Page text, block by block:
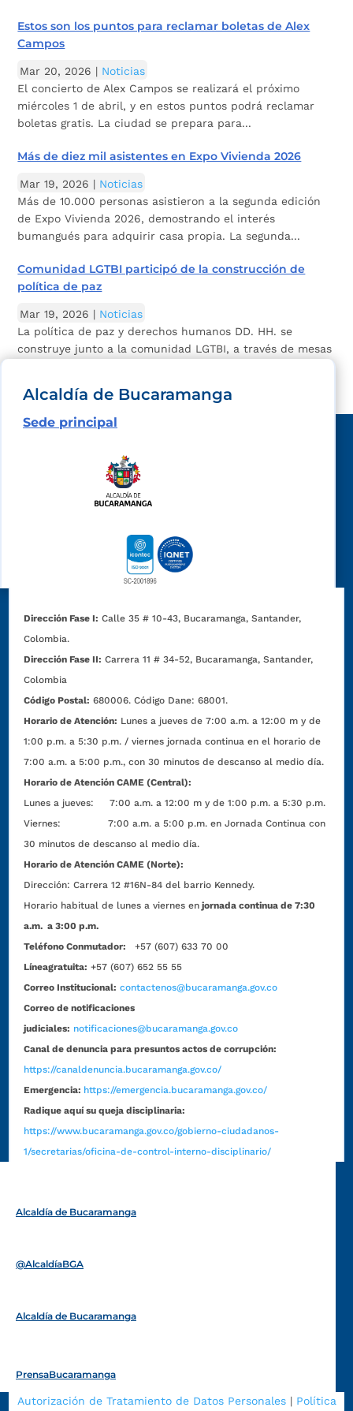
Estos son los puntos para reclamar boletas de Alex
Campos
Mar 20, 2026 | Noticias
El concierto de Alex Campos se realizará el próximo
miércoles 1 de abril, y en estos puntos podrá reclamar
boletas gratis. La ciudad se prepara para...
Más de diez mil asistentes en Expo Vivienda 2026
Mar 19, 2026 | Noticias
Más de 10.000 personas asistieron a la segunda edición
de Expo Vivienda 2026, demostrando el interés
bumangués para adquirir casa propia. La segunda...
Comunidad LGTBI participó de la construcción de
política de paz
Mar 19, 2026 | Noticias
La política de paz y derechos humanos DD. HH. se
construye junto a la comunidad LGTBI, a través de mesas
Alcaldía de Bucaramanga
Sede principal
Dirección Fase I: Calle 35 # 10-43, Bucaramanga, Santander,
Colombia.
Dirección Fase II: Carrera 11 # 34-52, Bucaramanga, Santander,
Colombia
Código Postal: 680006. Código Dane: 68001.
Horario de Atención: Lunes a jueves de 7:00 a.m. a 12:00 m y de
1:00 p.m. a 5:30 p.m. / viernes jornada continua en el horario de
7:00 a.m. a 5:00 p.m., con 30 minutos de descanso al medio día.
Horario de Atención CAME (Central):
Lunes a jueves: 7:00 a.m. a 12:00 m y de 1:00 p.m. a 5:30 p.m.
Viernes: 7:00 a.m. a 5:00 p.m. en Jornada Continua con
30 minutos de descanso al medio día.
Horario de Atención CAME (Norte):
Dirección:Carrera 12 #16N-84 del barrio Kennedy.
Horario habitual de lunes a viernes en jornada continua de 7:30
a.m. a 3:00 p.m.
Teléfono Conmutador:
+57 (607) 633 70 00
Líneagratuita: +57 (607) 652 55 55
Correo Institucional: contactenos@bucaramanga.gov.co
Correo de notificaciones
judiciales: notificaciones@bucaramanga.gov.co
Canal de denuncia para presuntos actos de corrupción:
https://canaldenuncia.bucaramanga.gov.co/
Emergencia: https://emergencia.bucaramanga.gov.co/
Radique aquí su queja disciplinaria:
https://www.bucaramanga.gov.co/gobierno-ciudadanos-
1/secretarias/oficina-de-control-interno-disciplinario/
Alcaldía de Bucaramanga
@AlcaldíaBGA
Alcaldía de Bucaramanga
PrensaBucaramanga
Autorización de Tratamiento de Datos Personales| Política